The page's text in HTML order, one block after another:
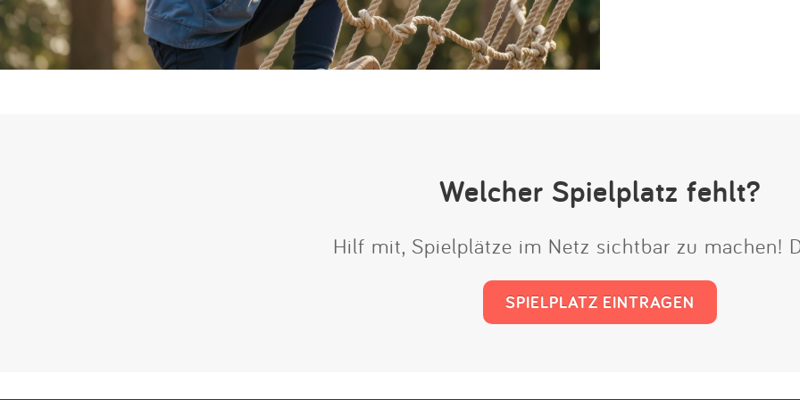
Welcher Spielplatz fehlt?
Hilf mit, Spielplätze im Netz sichtbar zu machen!
SPIELPLATZ EINTRAGEN